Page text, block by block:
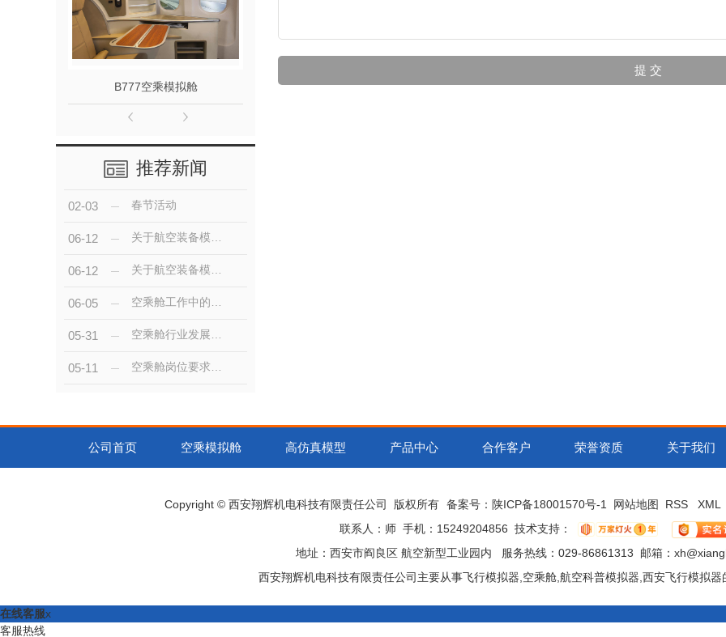
B777空乘模拟舱 运20飞机模型 （飞豹）歼轰7
推荐新闻
02-03 春节活动
06-12
06-12
06-05
05-31
05-11
公司首页 空乘模拟舱 高仿真模型 产品中心 合作客户 荣誉资质 关于我们
Copyright © 西安翔辉机电科技有限责任公司 版权所有 备案号： 陕ICP备18001570号-1 网站地图 RSS
XML
联系人：师 手机：15249204856 技术支持：
地址：西安市阎良区 航空新型工业园内 服务热线：029-86861313 邮箱：
西安翔辉机电科技有限责任公司主要从事飞行模拟器,空乘舱,航空科普模拟器,西安飞行模拟
在线客服x
客服热线